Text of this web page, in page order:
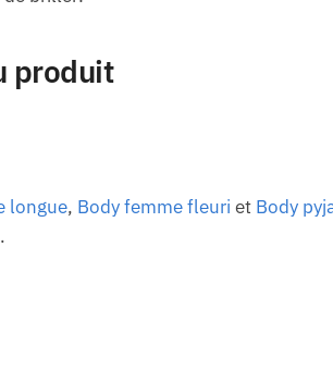
produit
longue, Body femme fleuri et Body